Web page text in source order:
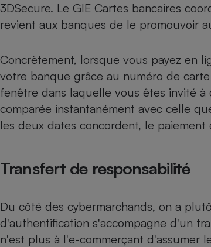
3DSecure. Le GIE Cartes bancaires
revient aux banques de le promouvoir
Concrètement, lorsque vous payez en
votre banque grâce au numéro de
fenêtre dans laquelle vous êtes invité
comparée instantanément avec celle
les deux dates concordent, le paiement
Transfert de responsabilité
Du côté des cybermarchands, on a
d'authentification s'accompagne d'un
n'est plus à l'e-commerçant d'assumer
Gros
Internet
Téléphonie